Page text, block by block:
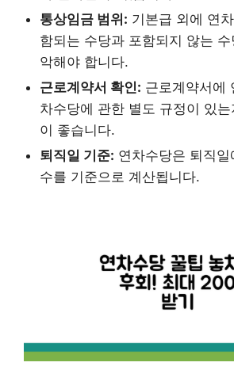
통상임금 범위: 기본급 외에 연
함되는 수당과 포함되지 않는
악해야 합니다.
근로계약서 확인: 근로계약서에
차수당에 관한 별도 규정이 있
이 좋습니다.
퇴직일 기준: 연차수당은 퇴직
수를 기준으로 계산됩니다.